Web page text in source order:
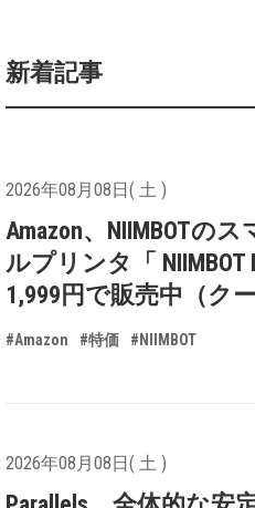
新着記事
2026年08月08日( 土 )
Amazon、NIIMBOTの
ルプリンタ「 NIIMBOT
1,999円で販売中（ク
#Amazon #特価 #NIIMBOT
2026年08月08日( 土 )